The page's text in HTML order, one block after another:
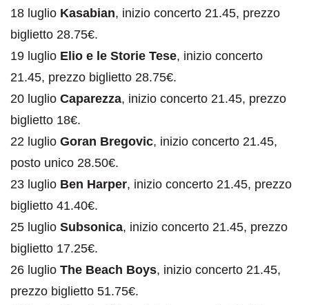
18 luglio Kasabian, inizio concerto 21.45, prezzo
biglietto 28.75€.
19 luglio Elio e le Storie Tese, inizio concerto
21.45, prezzo biglietto 28.75€.
20 luglio Caparezza, inizio concerto 21.45, prezzo
biglietto 18€.
22 luglio Goran Bregovic, inizio concerto 21.45,
posto unico 28.50€.
23 luglio Ben Harper, inizio concerto 21.45, prezzo
biglietto 41.40€.
25 luglio Subsonica, inizio concerto 21.45, prezzo
biglietto 17.25€.
26 luglio The Beach Boys, inizio concerto 21.45,
prezzo biglietto 51.75€.